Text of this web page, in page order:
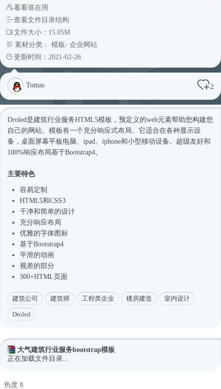
看看谁在用
查看文件目录结构
文件大小：15.05M
素材分类： 模板- 企业网站
更新时间：2021-02-26
Tomas 2
Droled是建筑行业服务HTML5模板 ，预定义的web元素帮助您构建您
自己的网站。模板有一个充分响应式布局。它适合在各种显示设
备，桌面屏幕平板电脑、ipad、iphone和小型移动设备。超级友好和
100%响应布局基于Bootstrap4。
主要特色
容易定制
HTML5和CSS3
干净和简单的设计
充分响应布局
优雅的字体图标
基于Bootstrap4
平滑的动画
视差的部分
300+HTML页面
建筑公司 建筑师 工程类企业 楼房建造 室内设计
Droled
大气建筑行业服务bootstrap模板
正在加载文件目录...
热度 8